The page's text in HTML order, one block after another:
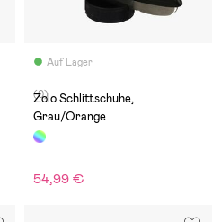
Auf Lager
(0)
Zolo Schlittschuhe,
Grau/Orange
54,99 €